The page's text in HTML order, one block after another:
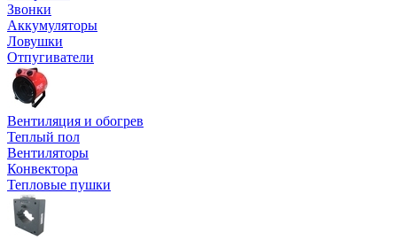
Звонки
Аккумуляторы
Ловушки
Отпугиватели
Вентиляция и обогрев
Теплый пол
Вентиляторы
Конвектора
Тепловые пушки